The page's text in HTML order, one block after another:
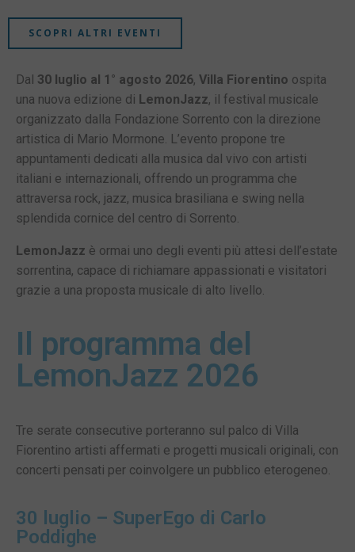
SCOPRI ALTRI EVENTI
Dal 30 luglio al 1° agosto 2026, Villa Fiorentino ospita
una nuova edizione di LemonJazz, il festival musicale
organizzato dalla Fondazione Sorrento con la direzione
artistica di Mario Mormone. L’evento propone tre
appuntamenti dedicati alla musica dal vivo con artisti
italiani e internazionali, offrendo un programma che
attraversa rock, jazz, musica brasiliana e swing nella
splendida cornice del centro di Sorrento.
LemonJazz è ormai uno degli eventi più attesi dell’estate
sorrentina, capace di richiamare appassionati e visitatori
grazie a una proposta musicale di alto livello.
Il programma del
LemonJazz 2026
Tre serate consecutive porteranno sul palco di Villa
Fiorentino artisti affermati e progetti musicali originali, con
concerti pensati per coinvolgere un pubblico eterogeneo.
30 luglio – SuperEgo di Carlo
Poddighe